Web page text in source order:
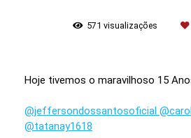
571 visualizações
Hoje tivemos o maravilhoso 15
@jeffersondossantosoficial
@tatanay1618